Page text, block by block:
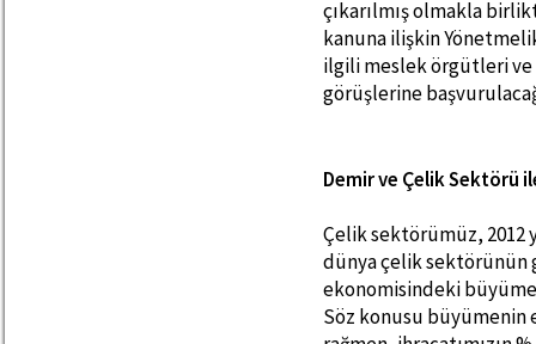
çıkarılmış olmakla
kanuna ilişkin
ilgili meslek örgütleri ve
görüşlerine
Demir ve Çelik Sektörü
Çelik sektörümüz, 2012
dünya çelik sektörünün
ekonomisindeki
Söz konusu